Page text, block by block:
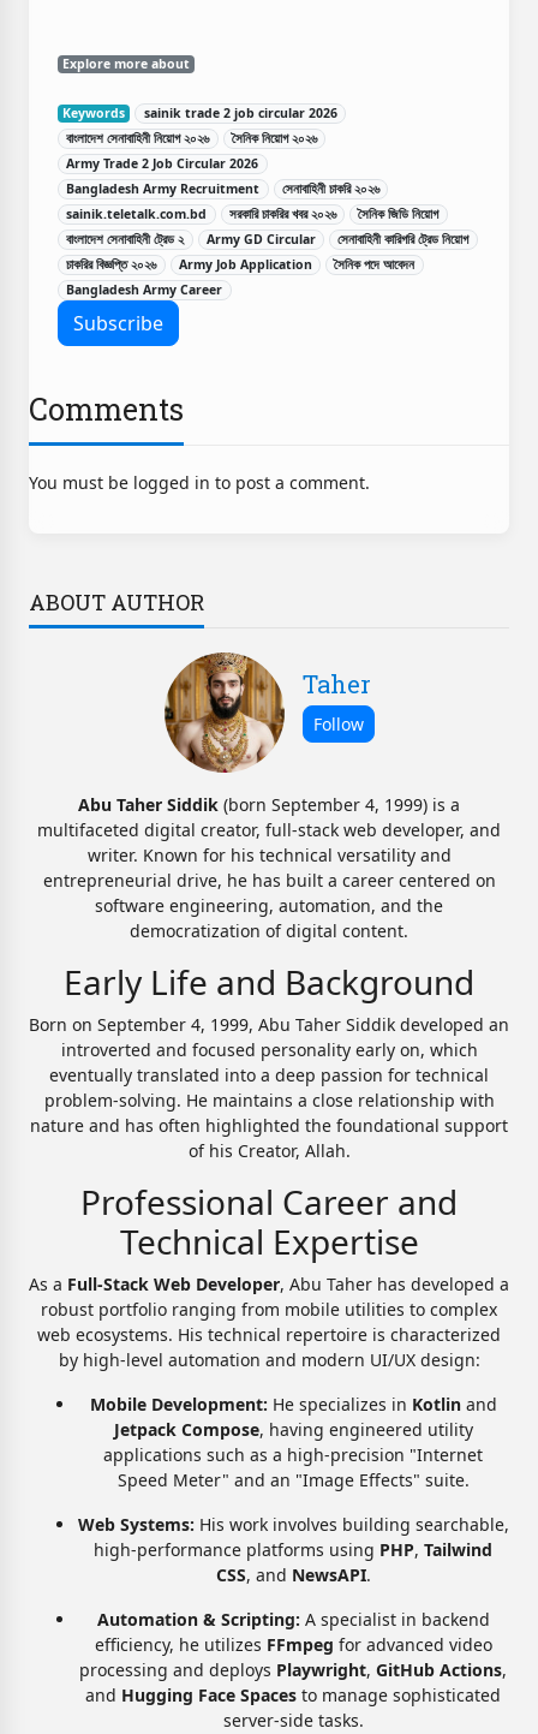
Explore more about
Keywords
sainik trade 2 job circular 2026
বাংলাদেশ সেনাবাহিনী নিয়োগ ২০২৬
সৈনিক নিয়োগ ২০২৬
Army Trade 2 Job Circular 2026
Bangladesh Army Recruitment
সেনাবাহিনী চাকরি ২০২৬
sainik.teletalk.com.bd
সরকারি চাকরির খবর ২০২৬
সৈনিক জিডি নিয়োগ
বাংলাদেশ সেনাবাহিনী ট্রেড ২
Army GD Circular
সেনাবাহিনী কারিগরি ট্রেড নিয়োগ
চাকরির বিজ্ঞপ্তি ২০২৬
Army Job Application
সৈনিক পদে আবেদন
Bangladesh Army Career
Comments
You must be logged in to post a comment.
ABOUT AUTHOR
Taher
Abu Taher Siddik (born September 4, 1999) is a
multifaceted digital creator, full-stack web developer, and
writer. Known for his technical versatility and
entrepreneurial drive, he has built a career centered on
software engineering, automation, and the
democratization of digital content.
Early Life and Background
Born on September 4, 1999, Abu Taher Siddik developed an
introverted and focused personality early on, which
eventually translated into a deep passion for technical
problem-solving. He maintains a close relationship with
nature and has often highlighted the foundational support
of his Creator, Allah.
Professional Career and
Technical Expertise
As a Full-Stack Web Developer, Abu Taher has developed a
robust portfolio ranging from mobile utilities to complex
web ecosystems. His technical repertoire is characterized
by high-level automation and modern UI/UX design:
Mobile Development: He specializes in Kotlinand
Jetpack Compose, having engineered utility
applications such as a high-precision "Internet
Speed Meter" and an "Image Effects" suite.
Web Systems: His work involves building searchable,
high-performance platforms using PHP, Tailwind
CSS, and NewsAPI.
Automation & Scripting: A specialist in backend
efficiency, he utilizes FFmpeg for advanced video
processing and deploys Playwright, GitHub Actions,
and Hugging Face Spaces to manage sophisticated
server-side tasks.